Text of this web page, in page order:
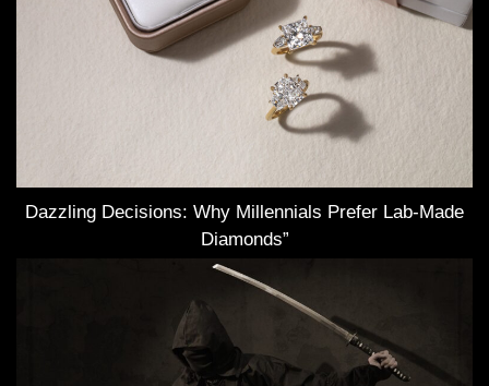
Dazzling Decisions: Why Millennials Prefer Lab-Made
Diamonds”